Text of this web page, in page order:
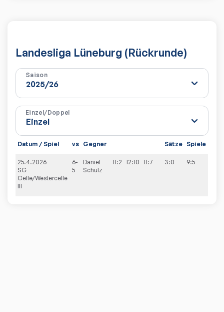
Landesliga Lüneburg (Rückrunde)
Saison
Einzel/Doppel
Datum / Spiel vs Gegner Sätze Spiele
25.4.2026
SG
Celle/Westercelle
III
6-
5
Daniel
Schulz
11:2 12:10 11:7 3:0 9:5